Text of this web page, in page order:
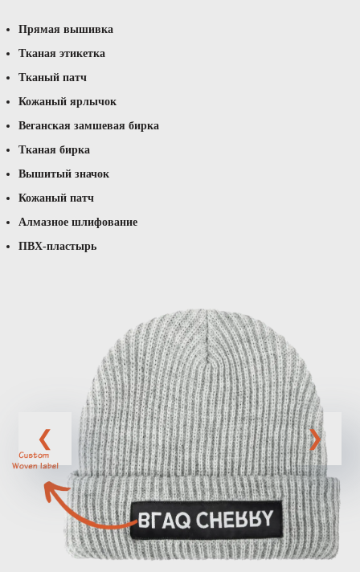
Прямая вышивка
Тканая этикетка
Тканый патч
Кожаный ярлычок
Веганская замшевая бирка
Тканая бирка
Вышитый значок
Кожаный патч
Алмазное шлифование
ПВХ-пластырь